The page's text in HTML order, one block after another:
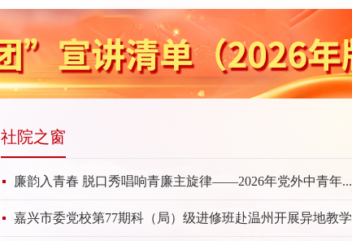
社院之窗
廉韵入青春 脱口秀唱响青廉主旋律——2026年党外中青年...
嘉兴市委党校第77期科（局）级进修班赴温州开展异地教学